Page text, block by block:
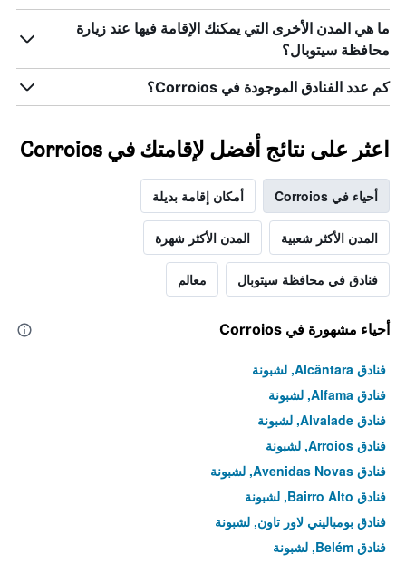
ما هي المدن الأخرى التي يمكنك الإقامة فيها عند زيارة
محافظة سيتوبال؟
كم عدد الفنادق الموجودة في Corroios؟
اعثر على نتائج أفضل لإقامتك في Corroios
أحياء في Corroios أمكان إقامة بديلة
المدن الأكثر شعبية المدن الأكثر شهرة
فنادق في محافظة سيتوبال معالم
أحياء مشهورة في Corroios
فنادق Alcântara, لشبونة
فنادق Alfama, لشبونة
فنادق Alvalade, لشبونة
فنادق Arroios, لشبونة
فنادق Avenidas Novas, لشبونة
فنادق Bairro Alto, لشبونة
فنادق بومباليني لاور تاون, لشبونة
فنادق Belém, لشبونة